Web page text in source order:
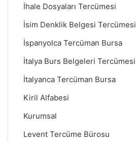
İhale Dosyaları Tercümesi
İsim Denklik Belgesi Tercümesi
İspanyolca Tercüman Bursa
İtalya Burs Belgeleri Tercümesi
İtalyanca Tercüman Bursa
Kiril Alfabesi
Kurumsal
Levent Tercüme Bürosu